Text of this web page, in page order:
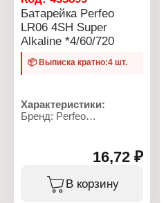
Батарейка Perfeo
LR06 4SH Super
Alkaline *4/60/720
📦 Выписка кратно:4 шт.
Характеристики:
Бренд: Perfeo
Типоразмер: AA, LR6
Химическое свойство:
алкалиновая (щелочная)
Напряжение: 1,5 В
16,72 ₽
В корзину